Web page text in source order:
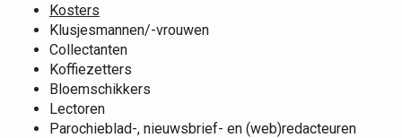
Kosters
Klusjesmannen/-vrouwen
Collectanten
Koffiezetters
Bloemschikkers
Lectoren
Parochieblad-, nieuwsbrief- en (web)redacteuren